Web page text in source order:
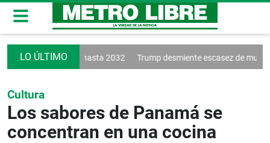
a Vinícius hasta 2032 Trump desmiente escasez de municiones
Cultura
Los sabores de Panamá se
concentran en una cocina